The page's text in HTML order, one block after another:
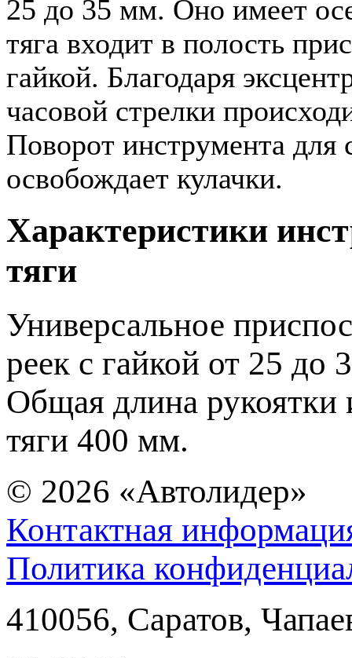
25 до 35 мм. Оно имеет
тяга входит в полость
гайкой. Благодаря
часовой стрелки
Поворот инструмента для
освобождает кулачки.
Характеристики
тяги
Универсальное
реек с гайкой от 25 до
Общая длина рукоятки
тяги 400 мм.
© 2026 «Автолидер»
Контактная
Политика
410056, Саратов,